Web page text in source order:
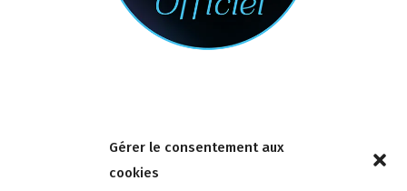
Gérer le consentement aux
cookies
4 rue de la Tour 85150 Les Achards